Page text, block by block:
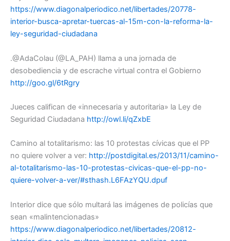
https://www.diagonalperiodico.net/libertades/20778-
interior-busca-apretar-tuercas-al-15m-con-la-reforma-la-
ley-seguridad-ciudadana
.@AdaColau (@LA_PAH) llama a una jornada de
desobediencia y de escrache virtual contra el Gobierno
http://goo.gl/6tRgry
Jueces califican de «innecesaria y autoritaria» la Ley de
Seguridad Ciudadana http://owl.li/qZxbE
Camino al totalitarismo: las 10 protestas cívicas que el PP
no quiere volver a ver: http://postdigital.es/2013/11/camino-
al-totalitarismo-las-10-protestas-civicas-que-el-pp-no-
quiere-volver-a-ver/#sthash.L6FAzYQU.dpuf
Interior dice que sólo multará las imágenes de policías que
sean «malintencionadas»
https://www.diagonalperiodico.net/libertades/20812-